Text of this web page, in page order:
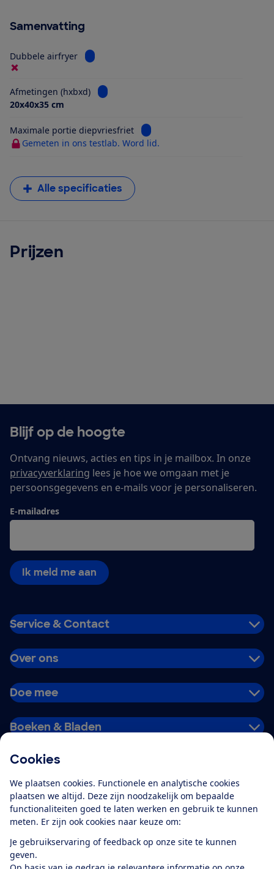
Cookies
We plaatsen cookies. Functionele en analytische cookies
plaatsen we altijd. Deze zijn noodzakelijk om bepaalde
functionaliteiten goed te laten werken en gebruik te kunnen
meten. Er zijn ook cookies naar keuze om:
Je gebruikservaring of feedback op onze site te kunnen
geven.
Samenvatting
Dubbele airfryer Bekijk informatie voor Dubbele airfryer
Afmetingen (hxbxd)
Bekijk informatie voor Afmetingen (hxbxd)
20x40x35 cm
Maximale portie diepvriesfriet
Bekijk informatie voor
Gemeten in ons testlab. Word lid.
Alle specificaties
Prijzen
Blijf op de hoogte
Ontvang nieuws, acties en tips in je mailbox. In onze
privacyverklaring lees je hoe we omgaan met je
persoonsgegevens en e-mails voor je personaliseren.
E-mailadres
Ik meld me aan
Service & Contact
Over ons
Doe mee
Boeken & Bladen
Alles over de
app